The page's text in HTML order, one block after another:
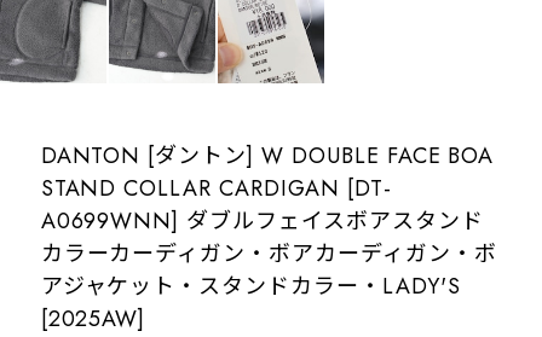
DANTON [ダントン] W DOUBLE FACE BOA
STAND COLLAR CARDIGAN [DT-
A0699WNN] ダブルフェイスボアスタンド
カラーカーディガン・ボアカーディガン・ボ
アジャケット・スタンドカラー・LADY'S
[2025AW]